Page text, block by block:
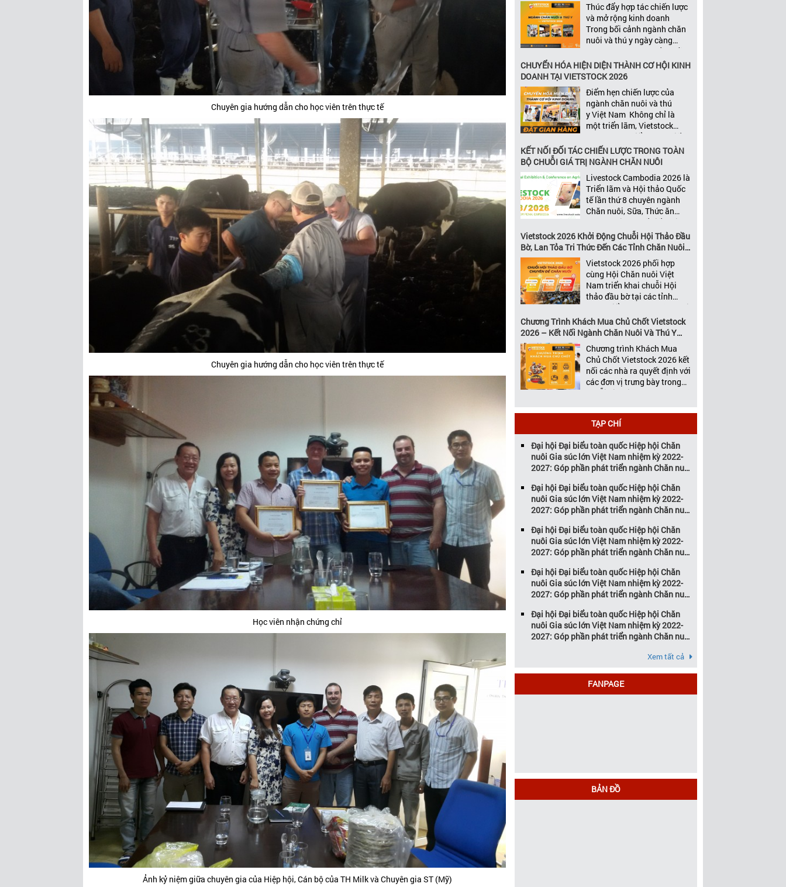
Chuyên gia hướng dẫn cho học viên trên thực tế
Chuyên gia hướng dẫn cho học viên trên thực tế
Học viên nhận chứng chỉ
Ảnh kỷ niệm giữa chuyên gia của Hiệp hội, Cán bộ của TH Milk và Chuyên gia ST (Mỹ)
Thúc đẩy hợp tác chiến lược
và mở rộng kinh doanh
Trong bối cảnh ngành chăn
nuôi và thú y ngày càng
cạnh tranh, tăng trưởng bền
vững không chỉ phụ thuộc
vào chất lượng sản phẩm
còn được thúc đẩy bởi khả
năng xây dựng các mối quan
[…]
CHUYỂN HÓA HIỆN DIỆN THÀNH CƠ HỘI KINH
DOANH TẠI VIETSTOCK 2026
Điểm hẹn chiến lược của
ngành chăn nuôi và thú
y Việt Nam Không chỉ là
một triển lãm, Vietstock
2026 còn là điểm hẹn chiến
lược của ngành. Quy tụ
những đơn vị kinh doanh
hàng đầu, những lãnh
đạo và nhà cung cấp trong
chuỗi giá
trị ngành, Vietstock mang
đến nền tảng kết nối toàn
giá trị […]
KẾT NỐI ĐỐI TÁC CHIẾN LƯỢC TRONG TOÀN
BỘ CHUỖI GIÁ TRỊ NGÀNH CHĂN NUÔI
Livestock Cambodia 2026 là
Triển lãm và Hội thảo Quốc
tế lần thứ 8 chuyên ngành
Chăn nuôi, Sữa, Thức ăn
chăn nuôi và Chế biến thịt
tại Campuchia. Đây được
đánh giá là một trong những
niên uy tín và đáng chú ý
nhất của ngành nông nghiệp
– chăn […]
Vietstock 2026 Khởi Động Chuỗi Hội Thảo Đầu
Bờ, Lan Tỏa Tri Thức Đến Các Tỉnh Chăn Nuôi
Trọng Điểm
Vietstock 2026 phối hợp
cùng Hội Chăn nuôi Việt
Nam triển khai chuỗi Hội
thảo đầu bờ tại các tỉnh
trọng điểm ngành chăn nuôi
Không chỉ là nền tảng giao
thương hàng đầu của ngành
chăn nuôi và thú y, Vietstock
còn là triển lãm duy nhất tại
Việt Nam tổ chức thường
niên […]
Chương Trình Khách Mua Chủ Chốt Vietstock
2026 – Kết Nối Ngành Chăn Nuôi Và Thú Y
Việt Nam Và Đông Nam ÁChương trình Khách Mua
Chủ Chốt Vietstock 2026 kết
nối các nhà ra quyết định với
các đơn vị trưng bày trong
chuỗi giá trị ngành chăn
năm đồng hành cùng sự
phát triển của ngành chăn
nuôi Việt Nam, Vietstock đã
khẳng định vị thế là triển […]
TẠP CHÍ
Đại hội Đại biểu toàn quốc Hiệp hội Chăn
nuôi Gia súc lớn Việt Nam nhiệm kỳ 2022-
2027: Góp phần phát triển ngành Chăn nuôi
Đại hội Đại biểu toàn quốc Hiệp hội Chăn
nuôi Gia súc lớn Việt Nam nhiệm kỳ 2022-
2027: Góp phần phát triển ngành Chăn nuôi
Đại hội Đại biểu toàn quốc Hiệp hội Chăn
nuôi Gia súc lớn Việt Nam nhiệm kỳ 2022-
2027: Góp phần phát triển ngành Chăn nuôi
Đại hội Đại biểu toàn quốc Hiệp hội Chăn
nuôi Gia súc lớn Việt Nam nhiệm kỳ 2022-
2027: Góp phần phát triển ngành Chăn nuôi
Đại hội Đại biểu toàn quốc Hiệp hội Chăn
nuôi Gia súc lớn Việt Nam nhiệm kỳ 2022-
2027: Góp phần phát triển ngành Chăn nuôi
Xem tất cả
FANPAGE
BẢN ĐỒ